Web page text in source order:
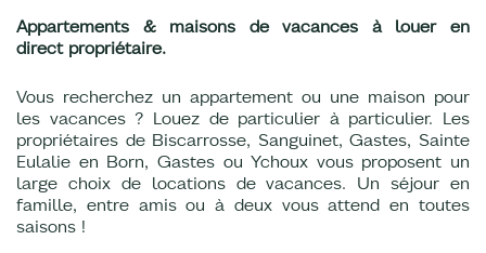
Appartements & maisons de vacances à louer en
direct propriétaire.
Vous recherchez un appartement ou une maison pour
les vacances ? Louez de particulier à particulier. Les
propriétaires de Biscarrosse, Sanguinet, Gastes, Sainte
Eulalie en Born, Gastes ou Ychoux vous proposent un
large choix de locations de vacances. Un séjour en
famille, entre amis ou à deux vous attend en toutes
saisons !